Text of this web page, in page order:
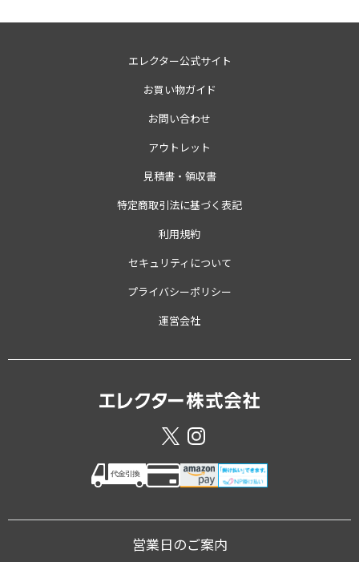
エレクター公式サイト
お買い物ガイド
お問い合わせ
アウトレット
見積書・領収書
特定商取引法に基づく表記
利用規約
セキュリティについて
プライバシーポリシー
運営会社
営業日のご案内